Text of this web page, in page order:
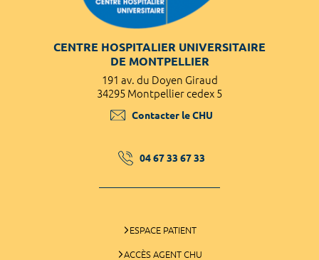
CENTRE HOSPITALIER UNIVERSITAIRE
DE MONTPELLIER
191 av. du Doyen Giraud
34295 Montpellier cedex 5
Contacter le CHU
04 67 33 67 33
ESPACE PATIENT
ACCÈS AGENT CHU